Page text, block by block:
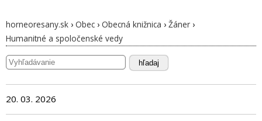
horneoresany.sk › Obec › Obecná knižnica › Žáner ›
Humanitné a spoločenské vedy
hľadaj
20. 03. 2026